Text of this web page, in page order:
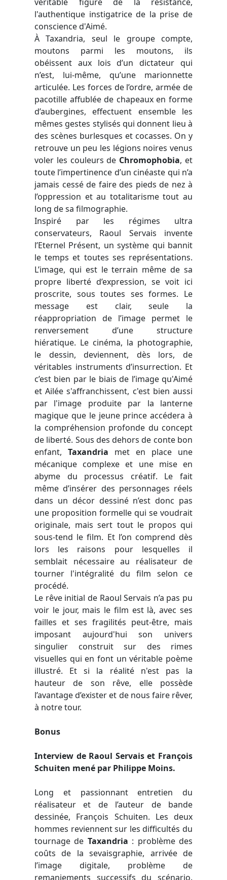
l'authentique instigatrice de la prise de
conscience d'Aimé.
À Taxandria, seul le groupe compte,
moutons parmi les moutons, ils
obéissent aux lois d’un dictateur qui
n’est, lui-même, qu’une marionnette
articulée. Les forces de l’ordre, armée de
pacotille affublée de chapeaux en forme
d’aubergines, effectuent ensemble les
mêmes gestes stylisés qui donnent lieu à
des scènes burlesques et cocasses. On y
retrouve un peu les légions noires venus
voler les couleurs de Chromophobia, et
toute l’impertinence d’un cinéaste qui n’a
jamais cessé de faire des pieds de nez à
l’oppression et au totalitarisme tout au
long de sa filmographie.
Inspiré par les régimes ultra
conservateurs, Raoul Servais invente
l’Eternel Présent, un système qui bannit
le temps et toutes ses représentations.
L’image, qui est le terrain même de sa
propre liberté d’expression, se voit ici
proscrite, sous toutes ses formes. Le
message est clair, seule la
réappropriation de l’image permet le
renversement d’une structure
hiératique. Le cinéma, la photographie,
le dessin, deviennent, dès lors, de
véritables instruments d’insurrection. Et
c’est bien par le biais de l’image qu'Aimé
et Ailée s'affranchissent, c'est bien aussi
par l'image produite par la lanterne
magique que le jeune prince accédera à
la compréhension profonde du concept
de liberté. Sous des dehors de conte bon
enfant, Taxandria met en place une
mécanique complexe et une mise en
abyme du processus créatif. Le fait
même d’insérer des personnages réels
dans un décor dessiné n’est donc pas
une proposition formelle qui se voudrait
originale, mais sert tout le propos qui
sous-tend le film. Et l’on comprend dès
lors les raisons pour lesquelles il
semblait nécessaire au réalisateur de
tourner l'intégralité du film selon ce
procédé.
Le rêve initial de Raoul Servais n’a pas pu
voir le jour, mais le film est là, avec ses
failles et ses fragilités peut-être, mais
imposant aujourd'hui son univers
singulier construit sur des rimes
visuelles qui en font un véritable poème
illustré. Et si la réalité n'est pas la
hauteur de son rêve, elle possède
l’avantage d’exister et de nous faire rêver,
à notre tour.
Bonus
Interview de Raoul Servais et François
Schuiten mené par Philippe Moins.
Long et passionnant entretien du
réalisateur et de l’auteur de bande
dessinée, François Schuiten. Les deux
hommes reviennent sur les difficultés du
tournage de Taxandria : problème des
coûts de la sevaisgraphie, arrivée de
l’image digitale, problème de
remaniements successifs du scénario.